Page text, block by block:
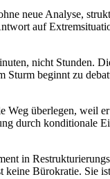
neue Analyse,
auf
nicht Stunden.
beginnt zu
Weg überlegen, weil
durch konditionale
in
keine Bürokratie. Sie